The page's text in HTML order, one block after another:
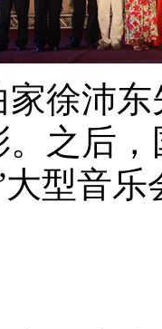
徐沛
之后
大型音